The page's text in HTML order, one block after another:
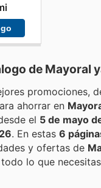
de Mayoral
promociones,
para ahorrar en
el 5 de mayo
. En estas 6
y ofertas de
lo que